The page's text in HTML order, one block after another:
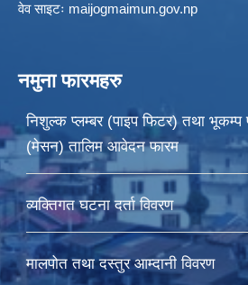
वेव साइटः maijogmaimun.gov.np
नमुना फारमहरु
निशुल्क प्लम्बर (पाइप फिटर) तथा भूकम्प
(मेसन) तालिम आवेदन फारम
व्यक्तिगत घटना दर्ता विवरण
मालपोत तथा दस्तुर आम्दानी विवरण